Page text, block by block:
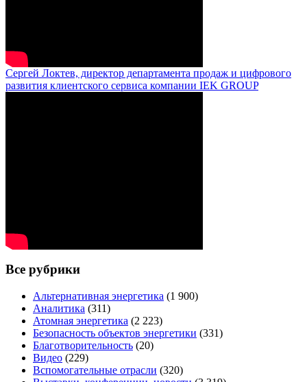
Сергей Локтев, директор департамента продаж и цифрового
развития клиентского сервиса компании IEK GROUP
Все рубрики
Альтернативная энергетика (1 900)
Аналитика (311)
Атомная энергетика (2 223)
Безопасность объектов энергетики (331)
Благотворительность (20)
Видео (229)
Вспомогательные отрасли (320)